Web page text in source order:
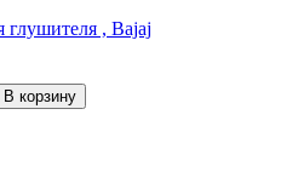
глушителя , Bajaj
В корзину